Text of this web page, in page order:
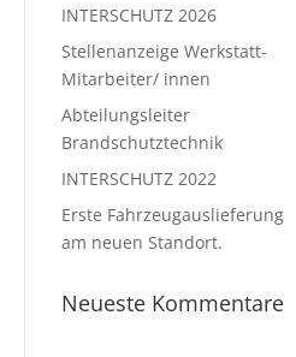
INTERSCHUTZ 2026
Stellenanzeige Werkstatt-
Mitarbeiter/ innen
Abteilungsleiter
Brandschutztechnik
INTERSCHUTZ 2022
Erste Fahrzeugauslieferung
am neuen Standort.
Neueste Kommentare